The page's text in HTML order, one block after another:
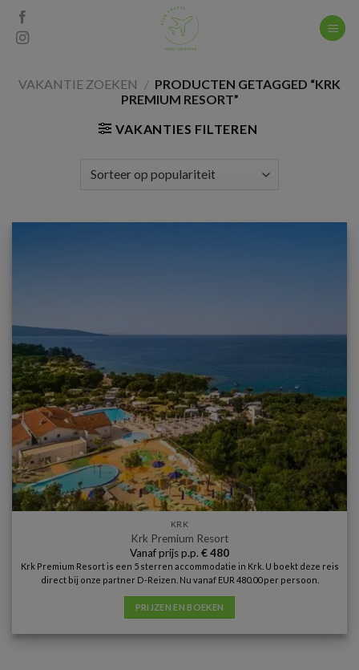
Skip
content
VAKANTIE ZOEKEN / PRODUCTEN GETAGGED “KRK
PREMIUM RESORT”
VAKANTIES FILTEREN
KRK
Krk Premium Resort
Vanaf prijs p.p. €480
Krk Premium Resort is een 5 sterren accommodatie in Krk. U boekt deze reis
direct bij onze partner D-Reizen. Nu vanaf EUR 480.00 per persoon.
PRIJZEN EN BOEKEN